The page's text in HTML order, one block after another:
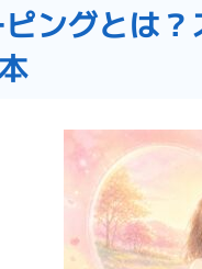
ングとは